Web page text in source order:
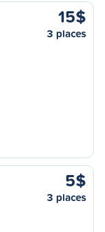
15$
3 places
5$
3 places